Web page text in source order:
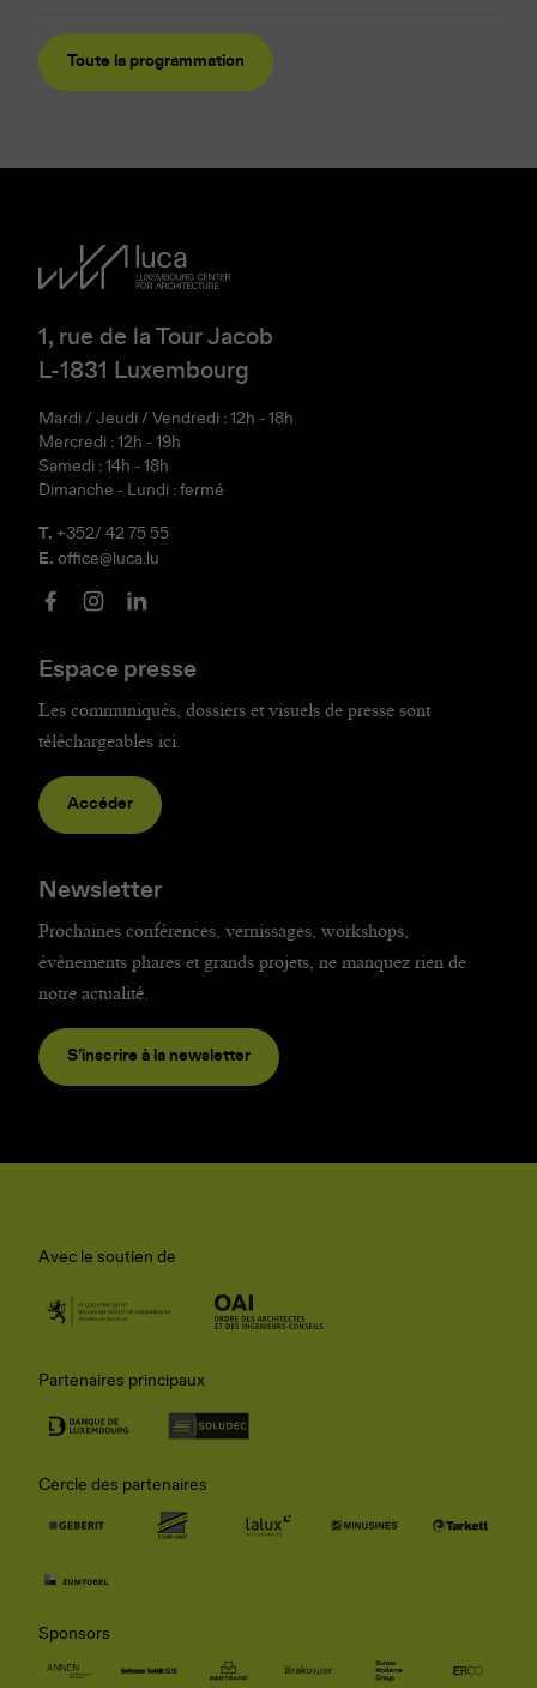
Toute la programmation
1, rue de la Tour Jacob
L-1831 Luxembourg
Mardi / Jeudi / Vendredi : 12h - 18h
Mercredi : 12h - 19h
Samedi : 14h - 18h
Dimanche - Lundi : fermé
T. +352/ 42 75 55
E. office@luca.lu
Espace presse
Les communiqués, dossiers et visuels de presse sont
téléchargeables ici.
Accéder
Newsletter
Prochaines conférences, vernissages, workshops,
évènements phares et grands projets, ne manquez rien de
notre actualité.
S’inscrire à la newsletter
Avec le soutien de
Partenaires principaux
Cercle des partenaires
Sponsors